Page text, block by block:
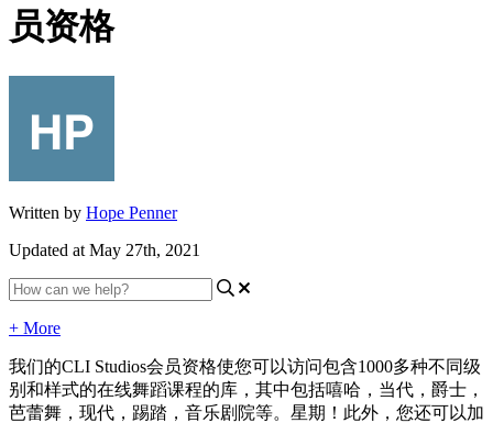
员资格
Written by Hope Penner
Updated at May 27th, 2021
+ More
我们的CLI Studios会员资格使您可以访问包含1000多种不同级
别和样式的在线舞蹈课程的库，其中包括嘻哈，当代，爵士，
芭蕾舞，现代，踢踏，音乐剧院等。星期！此外，您还可以加